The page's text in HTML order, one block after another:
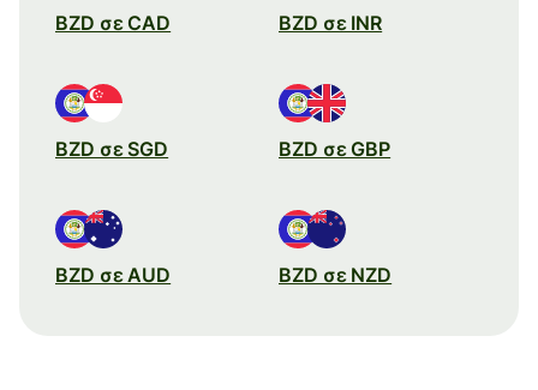
BZD σε CAD BZD σε INR
BZD σε SGD BZD σε GBP
BZD σε AUD BZD σε NZD